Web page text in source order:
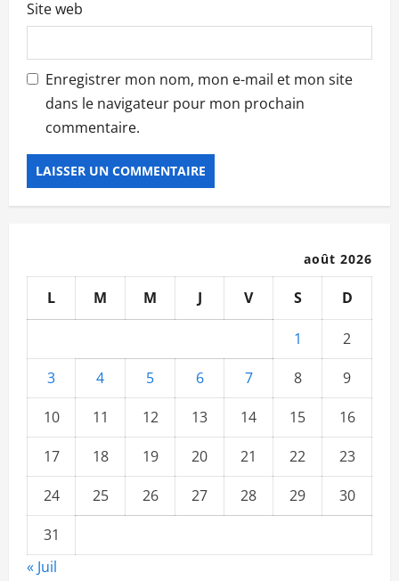
Site web
Enregistrer mon nom, mon e-mail et mon site
dans le navigateur pour mon prochain
commentaire.
août 2026
L M M J V S D
1
2
3
4 5 6 7 8
9
10
11 12 13 14 15
16
17
18 19 20 21 22
23
24
25 26 27 28 29
30
31
« Juil